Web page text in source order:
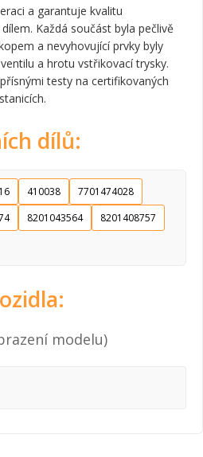
a garantuje kvalitu
Každá součást byla pečlivě
a nevyhovující prvky byly
a hrotu vstřikovací trysky.
testy na certifikovaných
dílů:
410038
7701474028
8201043564
8201408757
modelu)